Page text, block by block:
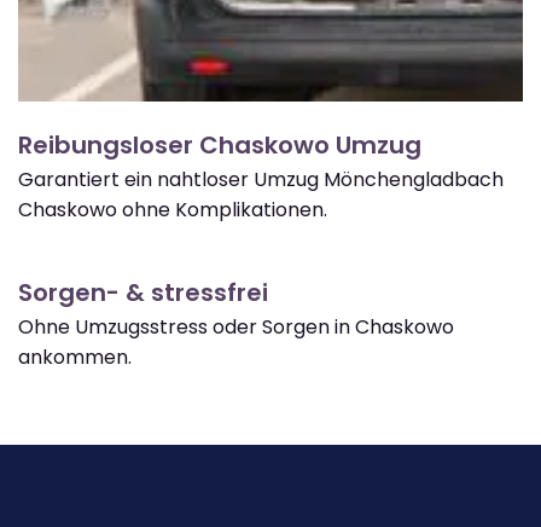
Reibungsloser Chaskowo Umzug
Garantiert ein nahtloser Umzug Mönchengladbach
Chaskowo ohne Komplikationen.
Sorgen- & stressfrei
Ohne Umzugsstress oder Sorgen in Chaskowo
ankommen.